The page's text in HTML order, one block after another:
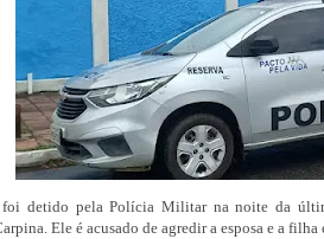
foi detido pela Polícia Militar na noite da
Ele é acusado de agredir a esposa e a